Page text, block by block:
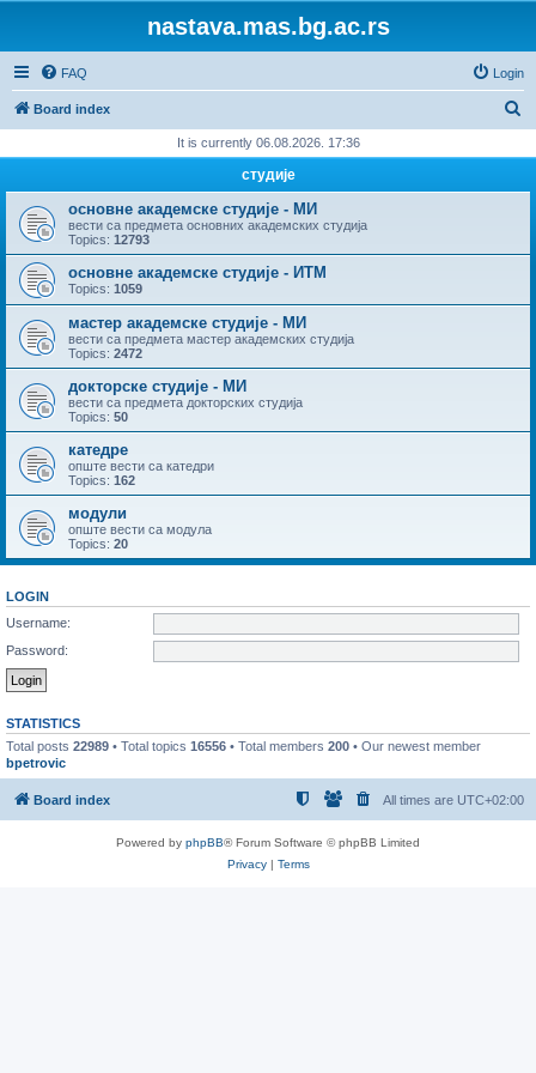
nastava.mas.bg.ac.rs
FAQ Login
Board index
r
h
It is currently 06.08.2026. 17:36
студије
основне академске студије - МИ
вести са предмета основних академских студија
Topics: 12793
основне академске студије - ИТМ
Topics: 1059
мастер академске студије - МИ
вести са предмета мастер академских студија
Topics: 2472
докторске студије - МИ
вести са предмета докторских студија
Topics: 50
катедре
опште вести са катедри
Topics: 162
модули
опште вести са модула
Topics: 20
LOGIN
Username:
Password:
STATISTICS
Total posts 22989 • Total topics 16556 • Total members 200 • Our newest member
bpetrovic
Board index All times are UTC+02:00
Powered by phpBB® Forum Software © phpBB Limited
Privacy| Terms